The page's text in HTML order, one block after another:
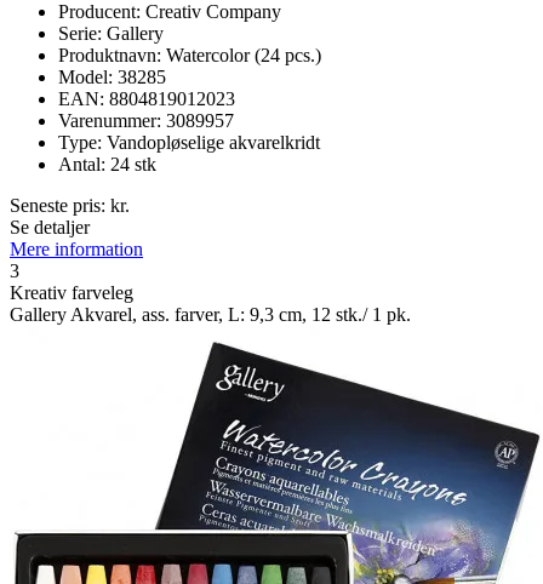
Producent: Creativ Company
Serie: Gallery
Produktnavn: Watercolor (24 pcs.)
Model: 38285
EAN: 8804819012023
Varenummer: 3089957
Type: Vandopløselige akvarelkridt
Antal: 24 stk
Seneste pris: kr.
Se detaljer
Mere information
3
Kreativ farveleg
Gallery Akvarel, ass. farver, L: 9,3 cm, 12 stk./ 1 pk.